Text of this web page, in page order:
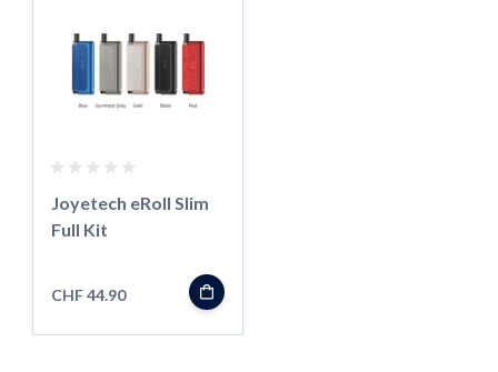
Joyetech eRoll Slim
Full Kit
CHF 44.90